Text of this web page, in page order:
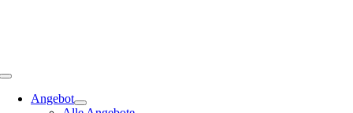
Toggle
NavigationAngebot